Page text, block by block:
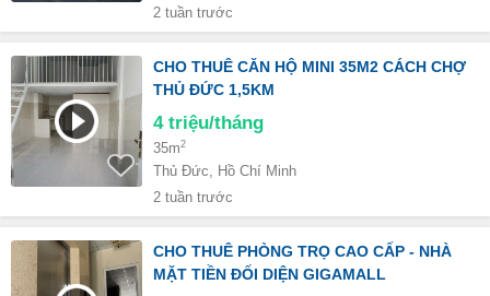
2 tuần trước
CHO THUÊ CĂN HỘ MINI 35M2 CÁCH CHỢ
THỦ ĐỨC 1,5KM
4 triệu/tháng
35m2
Thủ Đức, Hồ Chí Minh
2 tuần trước
CHO THUÊ PHÒNG TRỌ CAO CẤP - NHÀ
MẶT TIỀN ĐỐI DIỆN GIGAMALL